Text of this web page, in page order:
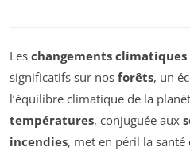
Les changements climatiques
significatifs sur nos forêts, un
l’équilibre climatique de la
températures, conjuguée aux
incendies, met en péril la santé